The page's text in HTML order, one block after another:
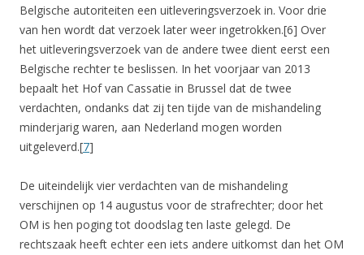
Belgische autoriteiten een uitleveringsverzoek in. Voor drie
van hen wordt dat verzoek later weer ingetrokken.[6] Over
het uitleveringsverzoek van de andere twee dient eerst een
Belgische rechter te beslissen. In het voorjaar van 2013
bepaalt het Hof van Cassatie in Brussel dat de twee
verdachten, ondanks dat zij ten tijde van de mishandeling
minderjarig waren, aan Nederland mogen worden
uitgeleverd.[7]
De uiteindelijk vier verdachten van de mishandeling
verschijnen op 14 augustus voor de strafrechter; door het
OM is hen poging tot doodslag ten laste gelegd. De
rechtszaak heeft echter een iets andere uitkomst dan het OM